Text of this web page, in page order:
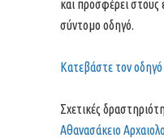
και προσφέρει στους
σύντομο οδηγό.
Κατεβάστε τον οδηγό
Σχετικές
Αθανασάκειο